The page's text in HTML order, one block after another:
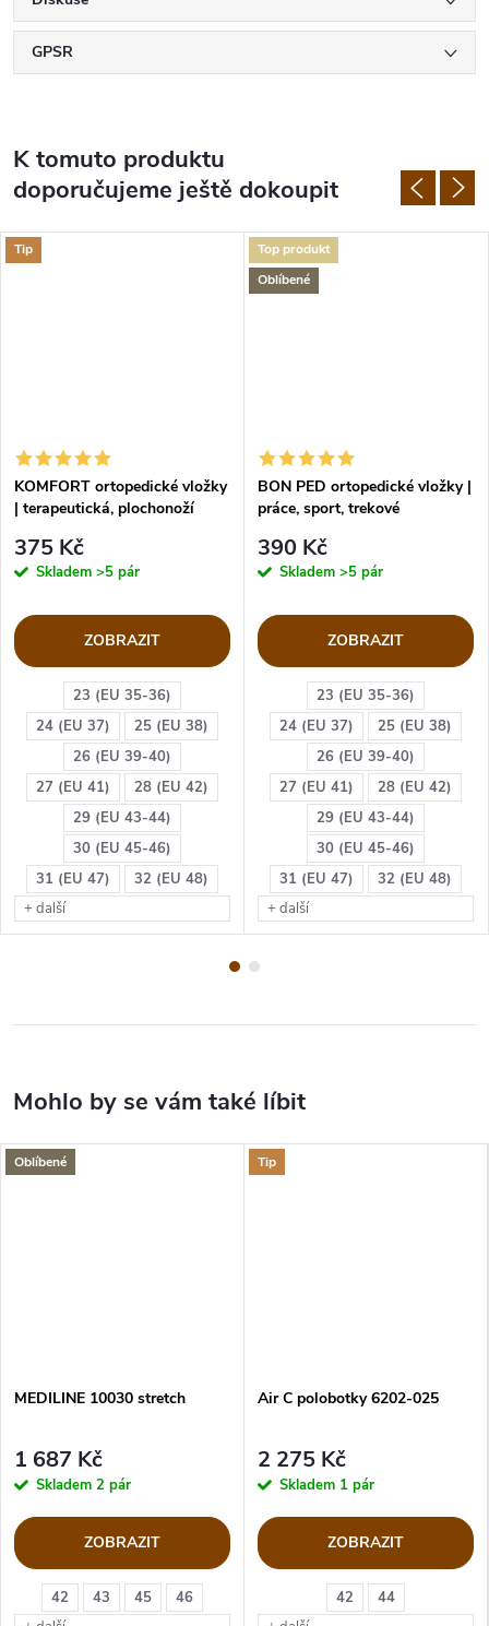
GPSR
K tomuto produktu
doporučujeme ještě dokoupit
Tip
23 (EU 35-36)
24 (EU 37)
25 (EU 38)
26 (EU 39-40)
27 (EU 41)
28 (EU 42)
29 (EU 43-44)
30 (EU 45-46)
31 (EU 47)
32 (EU 48)
+ další
KOMFORT ortopedické vložky
| terapeutická, plochonoží
375 Kč
Skladem >5 pár
ZOBRAZIT
Top produkt
Oblíbené
23 (EU 35-36)
24 (EU 37)
25 (EU 38)
26 (EU 39-40)
27 (EU 41)
28 (EU 42)
29 (EU 43-44)
30 (EU 45-46)
31 (EU 47)
32 (EU 48)
+ další
BON PED ortopedické vložky |
práce, sport, trekové
390 Kč
Skladem >5 pár
ZOBRAZIT
Oblíbené
42 43 45
46
MEDILINE 10030 stretch
1 687 Kč
Skladem 2 pár
ZOBRAZIT
Tip
42
44
Air C polobotky 6202-025
2 275 Kč
Skladem 1 pár
ZOBRAZIT